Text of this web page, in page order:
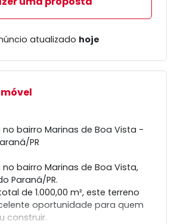
atualizado hoje
no bairro Marinas de Boa Vista -
PR
bairro Marinas de Boa Vista,
Paraná/PR.
de 1.000,00 m², este terreno
oportunidade para quem
construir.